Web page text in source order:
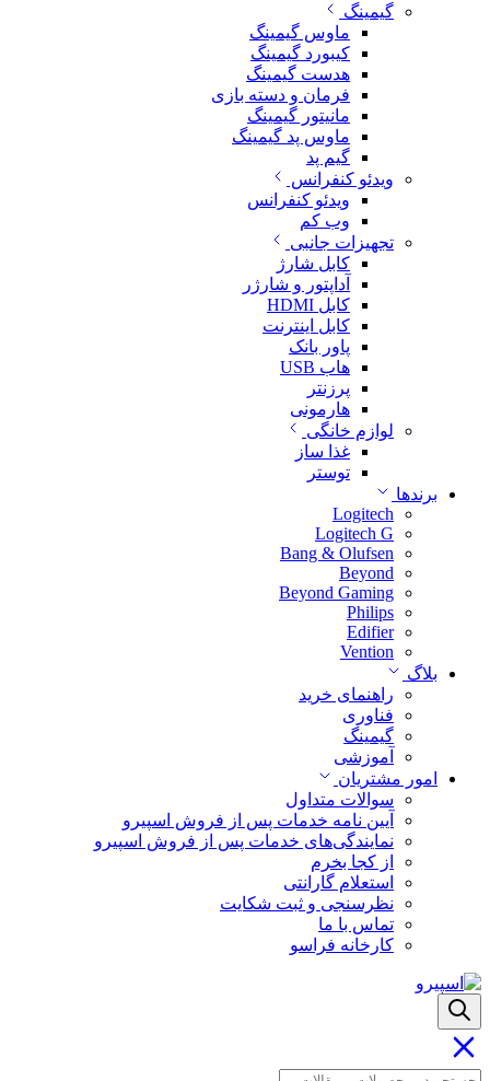
گیمینگ
ماوس گیمینگ
کیبورد گیمینگ
هدست گیمینگ
فرمان و دسته بازی
مانیتور گیمینگ
ماوس پد گیمینگ
گیم پد
ویدئو کنفرانس
ویدئو کنفرانس
وب کم
تجهیزات جانبی
کابل شارژ
آداپتور و شارژر
کابل HDMI
کابل اینترنت
پاور بانک
هاب USB
پرزنتر
هارمونی
لوازم خانگی
غذا ساز
توستر
برندها
Logitech
Logitech G
Bang & Olufsen
Beyond
Beyond Gaming
Philips
Edifier
Vention
بلاگ
راهنمای خرید
فناوری
گیمینگ
آموزشی
امور مشتریان
سوالات متداول
آیین نامه خدمات پس از فروش اسپیرو
نمایندگی‌های خدمات پس از فروش اسپیرو
از کجا بخرم
استعلام گارانتی
نظرسنجی و ثبت شکایت
تماس با ما
کارخانه فراسو